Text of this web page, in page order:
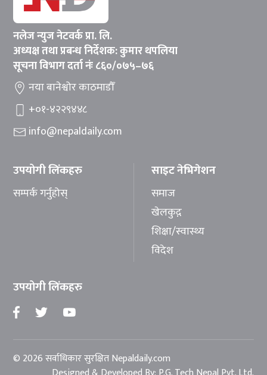
नलेज न्युज नेटवर्क प्रा. लि.
अध्यक्ष तथा प्रबन्ध निर्देशक: कुमार थपलिया
सूचना विभाग दर्ता नंः ८६०/०७५–७६
नया बानेश्वोर काठमाडौँ
+०१-४२२९४४८
info@nepaldaily.com
उपयोगी लिंकहरु
सम्पर्क गर्नुहोस्
साइट नेभिगेशन
समाज
खेलकुद़़
शिक्षा/स्वास्थ्य
विदेश
उपयोगी लिंकहरु
© 2026 सर्वाधिकार सुरक्षित Nepaldaily.com